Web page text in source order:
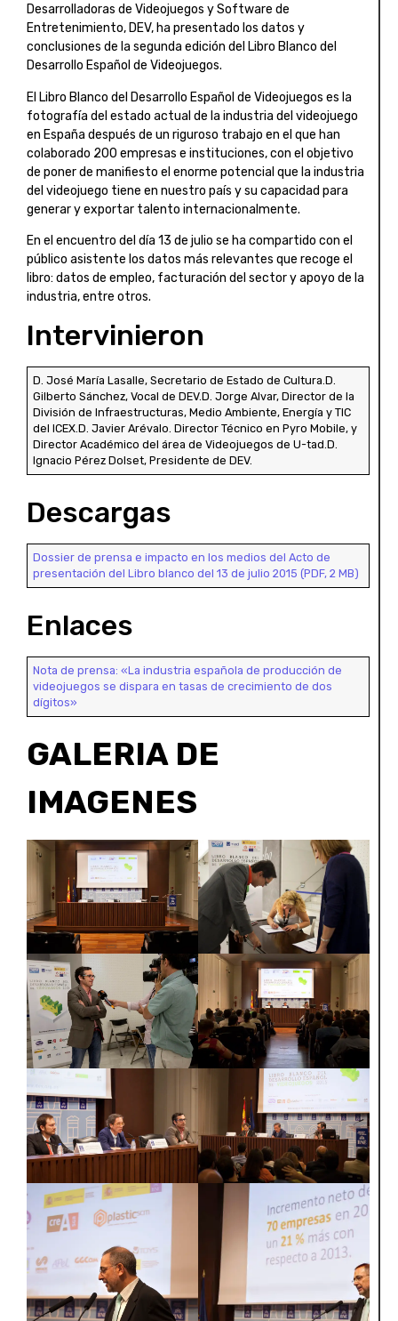
Desarrolladoras de Videojuegos y Software de
Entretenimiento, DEV, ha presentado los datos y
conclusiones de la segunda edición del Libro Blanco del
Desarrollo Español de Videojuegos.
El Libro Blanco del Desarrollo Español de Videojuegos es la
fotografía del estado actual de la industria del videojuego
en España después de un riguroso trabajo en el que han
colaborado 200 empresas e instituciones, con el objetivo
de poner de manifiesto el enorme potencial que la industria
del videojuego tiene en nuestro país y su capacidad para
generar y exportar talento internacionalmente.
En el encuentro del día 13 de julio se ha compartido con el
público asistente los datos más relevantes que recoge el
libro: datos de empleo, facturación del sector y apoyo de la
industria, entre otros.
Intervinieron
D. José María Lasalle, Secretario de Estado de Cultura.D.
Gilberto Sánchez, Vocal de DEV.D. Jorge Alvar, Director de la
División de Infraestructuras, Medio Ambiente, Energía y TIC
del ICEX.D. Javier Arévalo. Director Técnico en Pyro Mobile, y
Director Académico del área de Videojuegos de U-tad.D.
Ignacio Pérez Dolset, Presidente de DEV.
Descargas
Dossier de prensa e impacto en los medios del Acto de
presentación del Libro blanco del 13 de julio 2015 (PDF, 2 MB)
Enlaces
Nota de prensa: «La industria española de producción de
videojuegos se dispara en tasas de crecimiento de dos
dígitos»
GALERIA DE
IMAGENES